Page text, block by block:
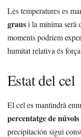
Les temperatures es
grausi la mínima serà
moments podríem
humitat relativa és
Estat del cel
El cel es mantindrà
percentatge de
precipitación sigui